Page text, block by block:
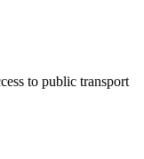
to public transport